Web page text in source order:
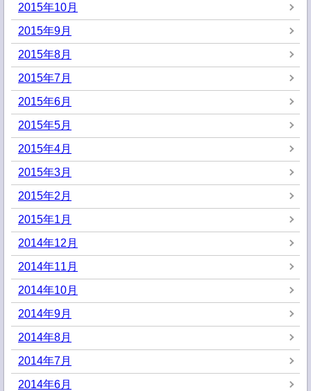
2015年10月
2015年9月
2015年8月
2015年7月
2015年6月
2015年5月
2015年4月
2015年3月
2015年2月
2015年1月
2014年12月
2014年11月
2014年10月
2014年9月
2014年8月
2014年7月
2014年6月